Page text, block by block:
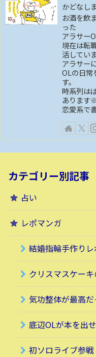
かどなし
お酒を飲
った
アラサー
現在は転
活していま
アラサー
OLの日常
す。
時系列は
あります
恋愛系で
カテゴリー別記事
占い
レポマンガ
結婚指輪手作りレ
クリスマスケー
気功整体が最高
底辺OLが本を出
初ソロライブ参戦